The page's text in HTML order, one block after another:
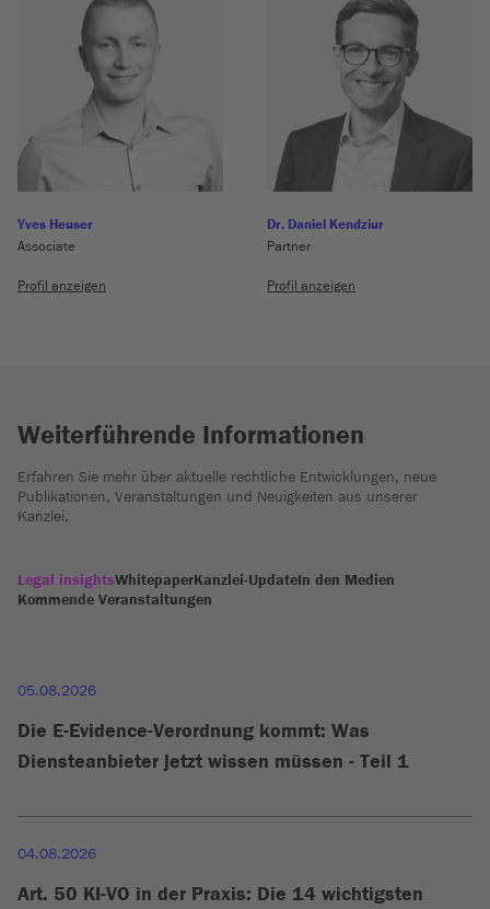
Yves Heuser
Associate
Profil anzeigen
Dr. Daniel Kendziur
Partner
Profil anzeigen
Weiterführende Informationen
Erfahren Sie mehr über aktuelle rechtliche Entwicklungen, neue
Publikationen, Veranstaltungen und Neuigkeiten aus unserer
Kanzlei.
Legal insightsWhitepaperKanzlei-UpdateIn den Medien
Kommende Veranstaltungen
05.08.2026
Die E-Evidence-Verordnung kommt: Was
Diensteanbieter jetzt wissen müssen - Teil 1
04.08.2026
Art. 50 KI-VO in der Praxis: Die 14 wichtigsten